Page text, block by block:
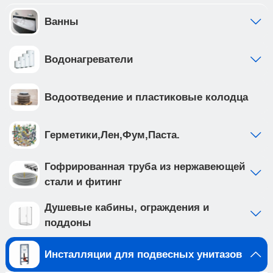
фильтр грубой очистки предустановлен с
завода • ножки рамы регулируются в диапазоне
высокопрочной стали с антикоррозийным
долговечность
Создайте идеальную ванную комнату с
подвесной унитаз BURGOS ALTO (арт.
IB.BRA.231.1B1) и клавишу смыва ESTI-Q цвета
хром глянцевый, ABS пластик (арт.
IB.B083.003.002 ). Подвесной унитаз с
белого фарфора, и имеет такие особенности
как: • отсутствие ободка не мешает потоку воды
и не дает места для скопления грязи и бактерий
• чаша с технологией антивсплеск
минимизирует возможность брызг и
Ванны
Водонагреватели
Водоотведение и пластиковые колодца
Герметики,Лен,Фум,Паста.
Гофрированная труба из нержавеющей
стали и фитинг
Душевые кабины, ограждения и
поддоны
Инсталляции для подвесных унитазов